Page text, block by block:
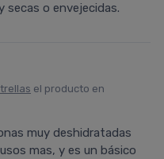
secas o envejecidas.
el producto en
muy deshidratadas
mas, y es un básico